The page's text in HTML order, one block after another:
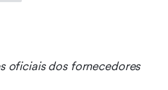
oficiais dos fornecedores